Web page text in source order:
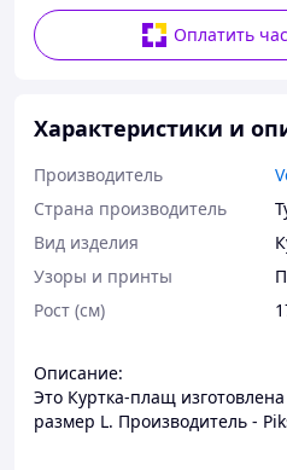
Оплатить
Характеристики и
Производитель
Страна производитель
Вид изделия
Узоры и принты
Рост (см)
Описание:
Это Куртка-плащ
размер L. Производитель -